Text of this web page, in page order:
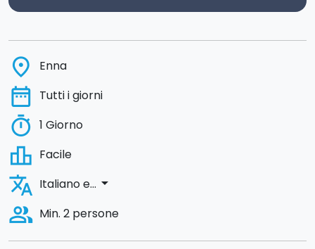
place Enna
date_range Tutti i giorni
timer 1 Giorno
leaderboard Facile
translate Italiano e... arrow_drop_down
people_alt Min. 2 persone